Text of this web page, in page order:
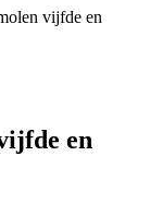
vijfde en
en